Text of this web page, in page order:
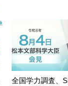
全国学力調査、